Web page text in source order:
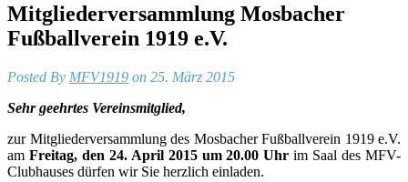
Mitgliederversammlung Mosbacher
Fußballverein 1919 e.V.
Posted By MFV1919 on 25. März 2015
Sehr geehrtes Vereinsmitglied,
zur Mitgliederversammlung des Mosbacher Fußballverein 1919 e.V.
am Freitag, den 24. April 2015 um 20.00 Uhrim Saal des MFV-
Clubhauses dürfen wir Sie herzlich einladen.